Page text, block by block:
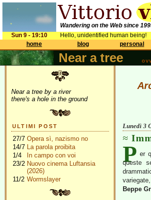
Wandering on the Web since
Sun 9 - 19:10
Hello, unidentified human being!
home
blog personal
Near a tree
Near a tree by a river
there's a hole in the ground
ULTIMI POST
27/7 Opera sì, nazismo no
14/7 La parola proibita
1/4
In campo con voi
23/2 Nuovo cinema Luftansia
(2026)
11/2 Wormslayer
Lunedì 3
P er
queste
Beppe